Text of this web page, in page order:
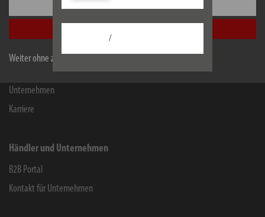
Weiter ohne zu akzeptieren
/
Kontakt für Endverbraucher
Herstellergarantie
Unternehmen
Karriere
Händler und Unternehmen
B2B Portal
Kontakt für Unternehmen